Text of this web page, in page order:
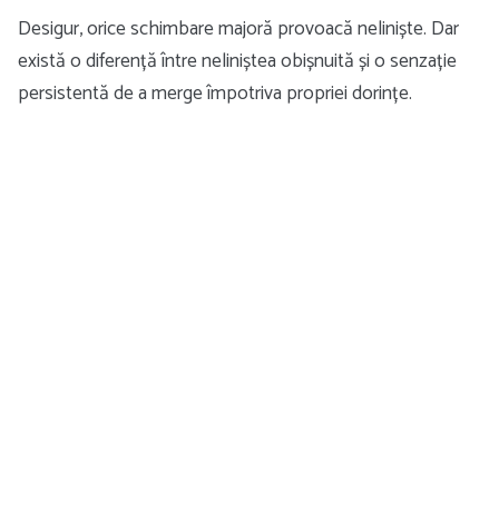
Desigur, orice schimbare majoră provoacă neliniște. Dar
există o diferență între neliniștea obișnuită și o senzație
persistentă de a merge împotriva propriei dorințe.